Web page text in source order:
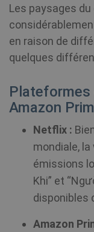
Les paysages
en raison de
quelques
Plateformes
Amazon
Netflix :
mondiale,
émissions
Khi” et
disponibles
Amazon
__cflb
m
_clck
_clsk